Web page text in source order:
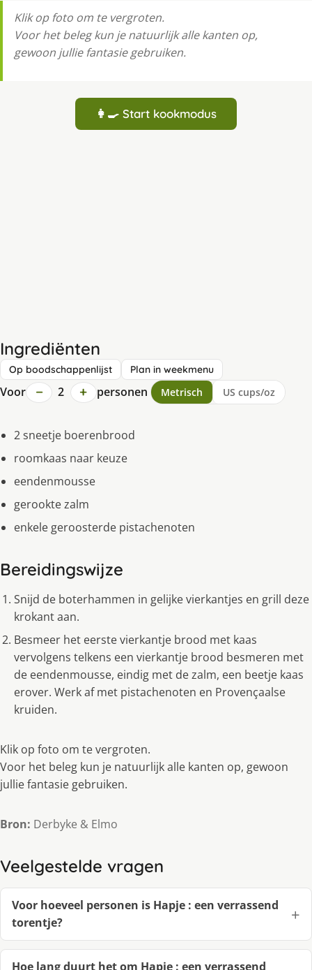
Klik op foto om te vergroten.
Voor het beleg kun je natuurlijk alle kanten op,
gewoon jullie fantasie gebruiken.
👩‍🍳 Start kookmodus
Ingrediënten
Op boodschappenlijst Plan in weekmenu
Voor − 2 + personen Metrisch US cups/oz
2 sneetje boerenbrood
roomkaas naar keuze
eendenmousse
gerookte zalm
enkele geroosterde pistachenoten
Bereidingswijze
Snijd de boterhammen in gelijke vierkantjes en grill deze
krokant aan.
Besmeer het eerste vierkantje brood met kaas
vervolgens telkens een vierkantje brood besmeren met
de eendenmousse, eindig met de zalm, een beetje kaas
erover. Werk af met pistachenoten en Provençaalse
kruiden.
Klik op foto om te vergroten.
Voor het beleg kun je natuurlijk alle kanten op, gewoon
jullie fantasie gebruiken.
Bron: Derbyke & Elmo
Veelgestelde vragen
Voor hoeveel personen is Hapje : een verrassend
torentje?
Hoe lang duurt het om Hapje : een verrassend